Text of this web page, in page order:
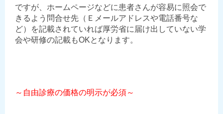
ですが、ホームページなどに患者さんが容易に照会で
きるよう問合せ先（Ｅメールアドレスや電話番号な
ど）を記載されていれば厚労省に届け出していない学
会や研修の記載もOKとなります。
～自由診療の価格の明示が必須～